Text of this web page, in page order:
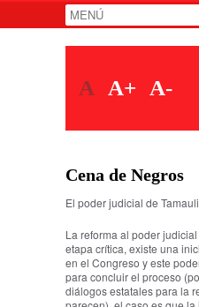
A A+ A-
Cena de Negros
El poder judicial de
La reforma al poder
etapa crítica, existe una
en el Congreso y este
para concluir el proceso
diálogos estatales para la